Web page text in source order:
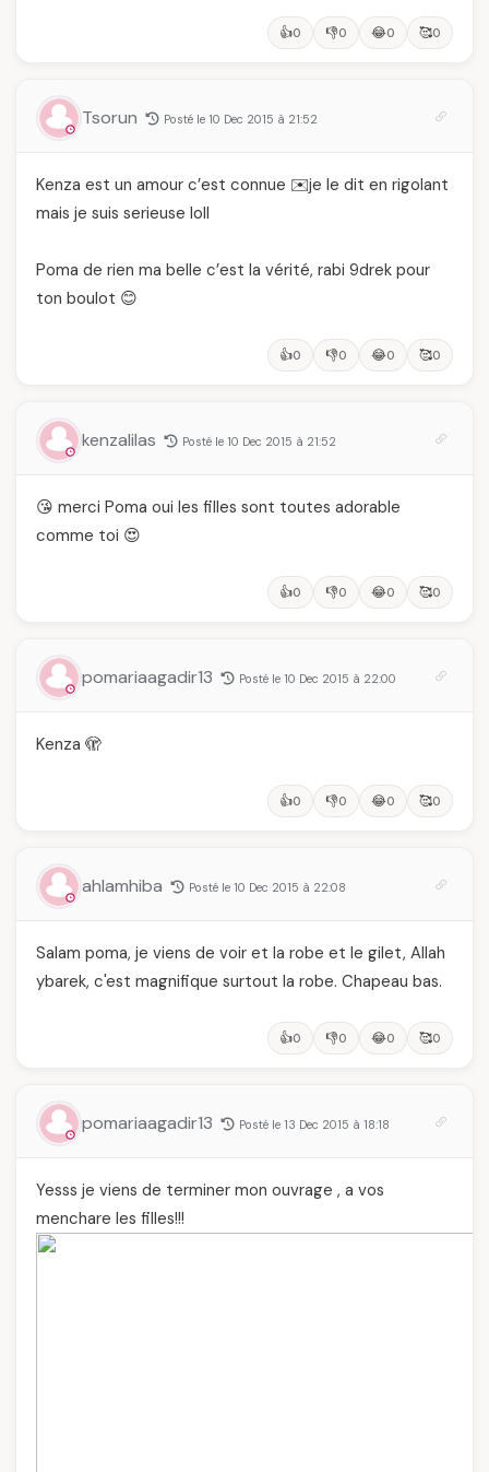
👍0 👎0 😂0 🥰0
Tsorun Posté le 10 Dec 2015 à 21:52
Kenza est un amour c’est connue ✉️je le dit en rigolant
mais je suis serieuse loll
Poma de rien ma belle c’est la vérité, rabi 9drek pour
ton boulot 😊
👍0 👎0 😂0 🥰0
kenzalilas Posté le 10 Dec 2015 à 21:52
😘 merci Poma oui les filles sont toutes adorable
comme toi 😍
👍0 👎0 😂0 🥰0
pomariaagadir13 Posté le 10 Dec 2015 à 22:00
Kenza 🫣
👍0 👎0 😂0 🥰0
ahlamhiba Posté le 10 Dec 2015 à 22:08
Salam poma, je viens de voir et la robe et le gilet, Allah
ybarek, c'est magnifique surtout la robe. Chapeau bas.
👍0 👎0 😂0 🥰0
pomariaagadir13 Posté le 13 Dec 2015 à 18:18
Yesss je viens de terminer mon ouvrage , a vos
menchare les filles!!!